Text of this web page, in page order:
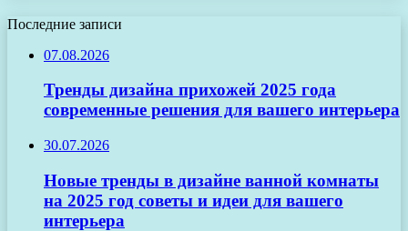
Последние записи
07.08.2026
Тренды дизайна прихожей 2025 года
современные решения для вашего интерьера
30.07.2026
Новые тренды в дизайне ванной комнаты
на 2025 год советы и идеи для вашего
интерьера